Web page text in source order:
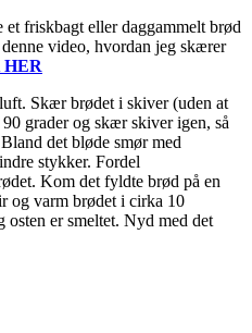
friskbagt eller daggammelt brød
video, hvordan jeg skærer
Skær brødet i skiver (uden at
grader og skær skiver igen, så
det bløde smør med
stykker. Fordel
Kom det fyldte brød på en
og varm brødet i cirka 10
osten er smeltet. Nyd med det